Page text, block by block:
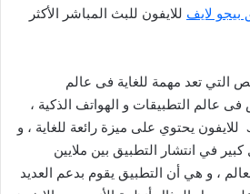
بيجو لايف للايفون للبث المباشر الأكثر
التي تعد مهمة للغاية فى عالم
فى عالم التطبيقات و الهواتف الذكية ،
هي ان تطبيق Jodel للايفون يحتوي على ميزة رائعة للغاية ، و
في انتشار التطبيق بين ملايين
، و هي أن التطبيق يقوم بدعم العديد